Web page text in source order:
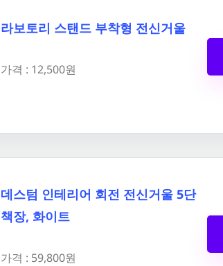
라보토리 스탠드 부착형 전신거울
가격 : 12,500원
데스텀 인테리어 회전 전신거울 5단
책장, 화이트
가격 : 59,800원